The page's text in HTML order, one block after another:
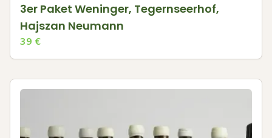
3er Paket Weninger, Tegernseerhof,
Hajszan Neumann
39 €